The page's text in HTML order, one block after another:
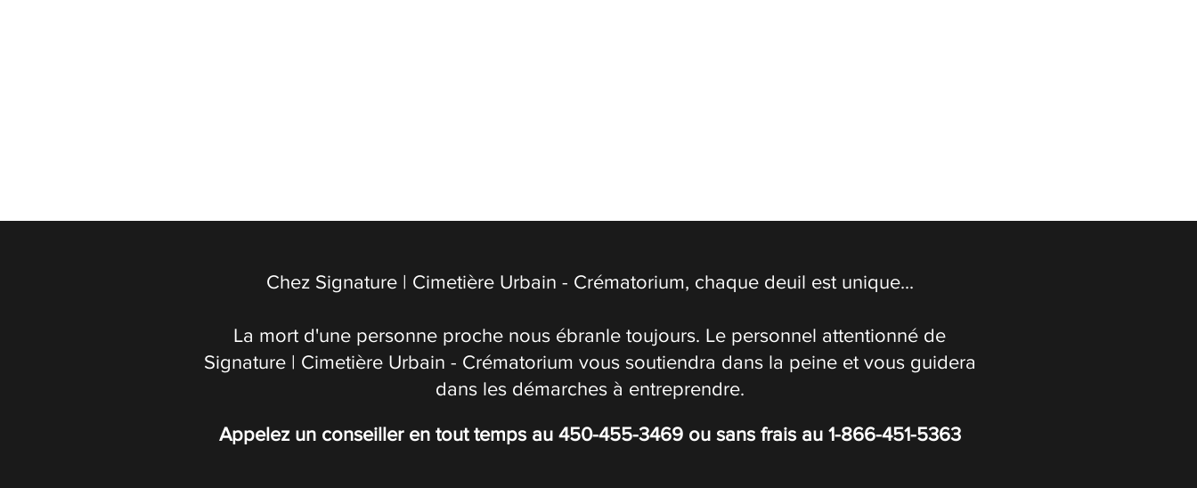
Chez Signature | Cimetière Urbain - Crématorium, chaque deuil est unique...
La mort d'une personne proche nous ébranle toujours. Le personnel attentionné de
Signature | Cimetière Urbain - Crématorium vous soutiendra dans la peine et vous guidera
dans les démarches à entreprendre.
Appelez un conseiller en tout temps au 450-455-3469ou sans frais au 1-866-451-5363